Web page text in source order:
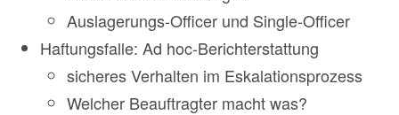
Auslagerungs-Officer und Single-Officer
Haftungsfalle: Ad hoc-Berichterstattung
sicheres Verhalten im Eskalationsprozess
Welcher Beauftragter macht was?